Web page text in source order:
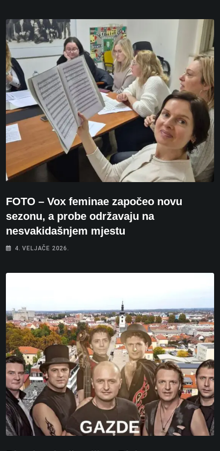
FOTO – Vox feminae započeo novu
sezonu, a probe održavaju na
nesvakidašnjem mjestu
4. VELJAČE 2026.